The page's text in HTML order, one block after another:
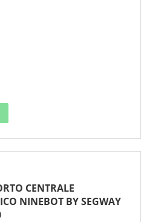
CENTRALE
NINEBOT BY SEGWAY